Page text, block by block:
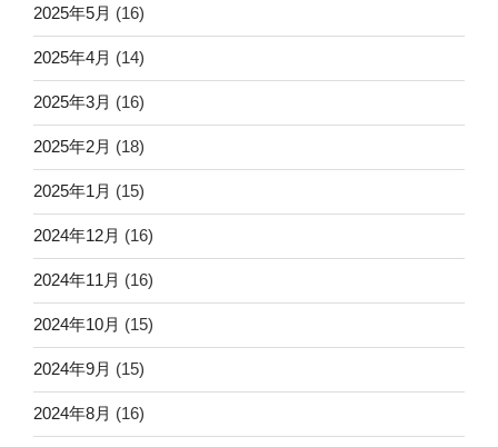
2025年5月 (16)
2025年4月 (14)
2025年3月 (16)
2025年2月 (18)
2025年1月 (15)
2024年12月 (16)
2024年11月 (16)
2024年10月 (15)
2024年9月 (15)
2024年8月 (16)